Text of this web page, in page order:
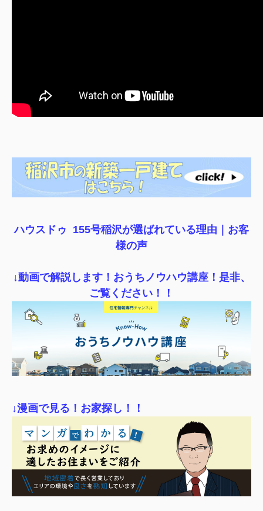
ハウスドゥ 155号稲沢が選ばれている理由｜ お客
様の声
↓動画で解説します！おうちノウハウ講座！是非、
ご覧ください！！
↓漫画で見る！お家探し！！